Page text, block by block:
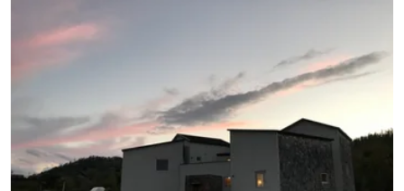
ーフローのため、夜もゆっくりと過ごすことができます。
■その他・朝、周辺を少し散策しました。まるで、英国・コッツウォルズ
（４年前に訪れた）にいるような感覚になり、ピーターラビットらしきウ
サギもいました笑・接客に関してGoogleMapの口コミに「スタッフの接
客が田舎レベルなのが残念」とありましたが、一部その感じが分かる側面
がありました。それなりのお値段なのですから、その点、向上を期待しま
す。